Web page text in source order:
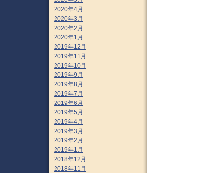
2020年4月
2020年3月
2020年2月
2020年1月
2019年12月
2019年11月
2019年10月
2019年9月
2019年8月
2019年7月
2019年6月
2019年5月
2019年4月
2019年3月
2019年2月
2019年1月
2018年12月
2018年11月